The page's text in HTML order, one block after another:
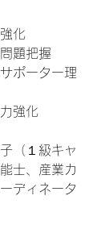
化
題把握
ポーター理
強化
（１級キャ
士、産業カ
ディネータ